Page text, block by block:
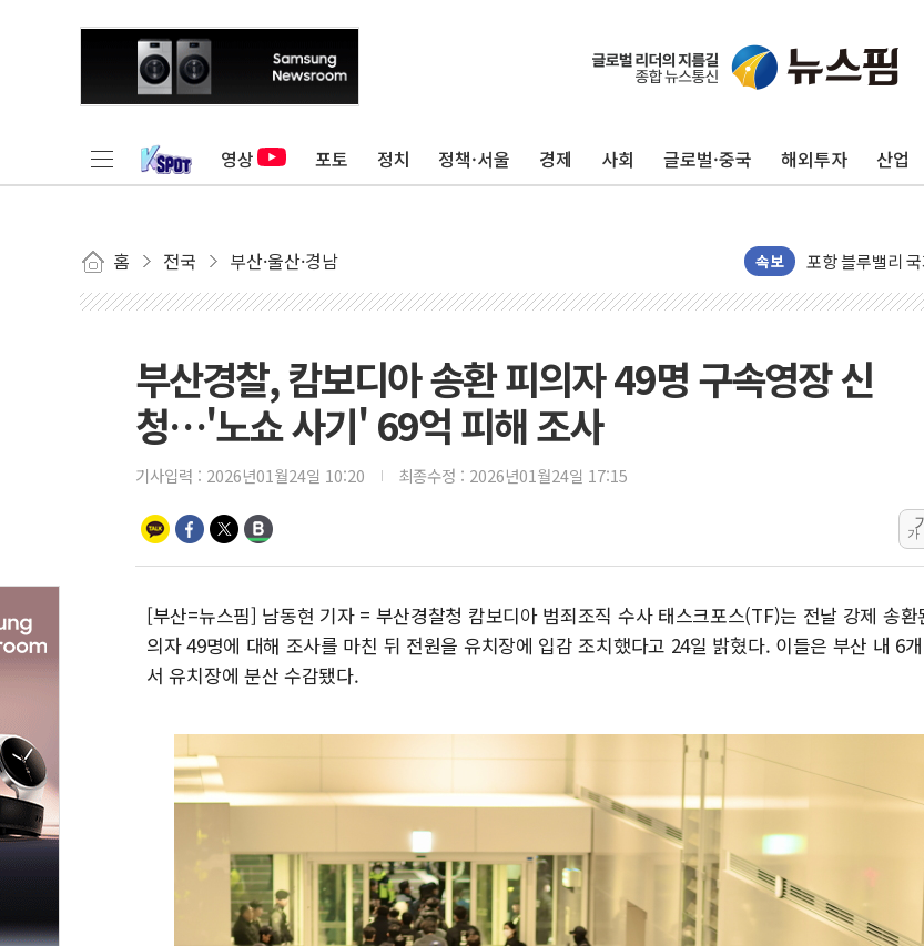
영상 포토 정치 정책·서울 경제 사회 글로벌·중국 해외투자 산업
홈 전국 부산·울산·경남 속보
평택 진위면 공
상주 낙동강 선
[종합] 김민석,
인천서 말다툼
김민석, 강원·대
[속보] 민주, 강
정재헌 CEO,
하나금융, 명동
인천시 광복절
병무청, 보충
홈플러스發 대
윤준병·이해민
'호우·산사태 주
여야, 황희 '버
부산경찰, 캄보디아 송환 피의자 49명 구속영장 신
청…'노쇼 사기' 69억 피해 조사
기사입력 : 2026년01월24일 10:20 최종수정 : 2026년01월24일 17:15
가
[부산=뉴스핌] 남동현 기자 = 부산경찰청 캄보디아 범죄조직 수사 태스크포스(TF)는 전날 강제 송환
의자 49명에 대해 조사를 마친 뒤 전원을 유치장에 입감 조치했다고 24일 밝혔다. 이들은 부산 내 6
서 유치장에 분산 수감됐다.